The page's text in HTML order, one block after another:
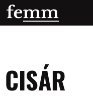
CISÁR